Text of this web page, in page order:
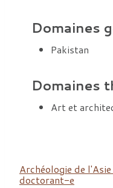
Domaines
Pakistan
Domaines
Art et
Archéologie de
doctorant-e